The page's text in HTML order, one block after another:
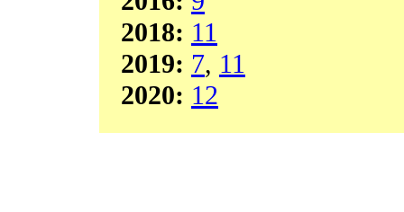
2018: 11
2019: 7, 11
2020: 12